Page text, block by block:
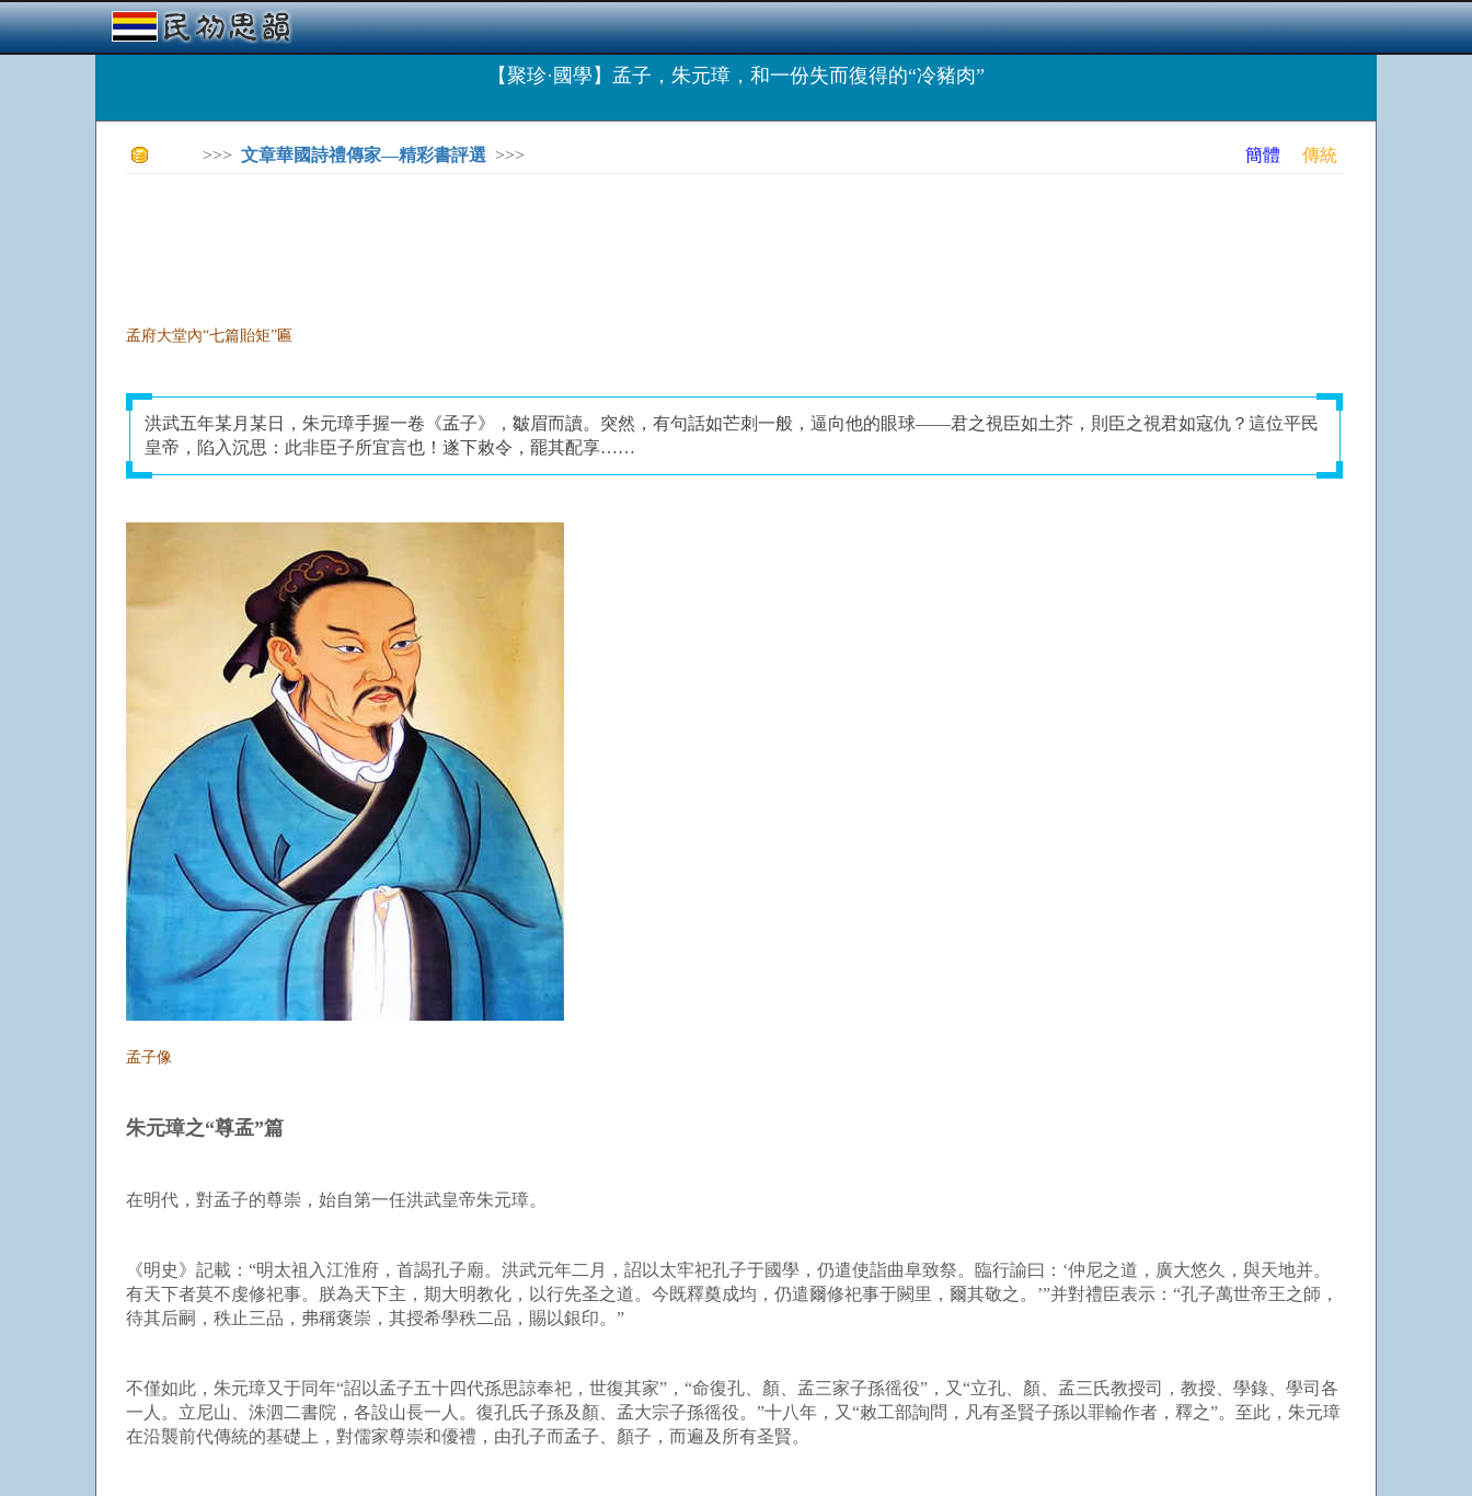
【聚珍·國學】孟子，朱元璋，和一份失而復得的“冷豬肉”
>>> 文章華國詩禮傳家—精彩書評選 >>> 簡體 傳統
孟府大堂內“七篇貽矩”匾
洪武五年某月某日，朱元璋手握一卷《孟子》，皺眉而讀。突然，有句話如芒刺一般，逼向他的眼球——君之視臣如土芥，則臣之視君如寇仇？這位平民
皇帝，陷入沉思：此非臣子所宜言也！遂下敕令，罷其配享……
孟子像
朱元璋之“尊孟”篇
在明代，對孟子的尊崇，始自第一任洪武皇帝朱元璋。
《明史》記載：“明太祖入江淮府，首謁孔子廟。洪武元年二月，詔以太牢祀孔子于國學，仍遣使詣曲阜致祭。臨行諭曰：‘仲尼之道，廣大悠久，與天地并。
有天下者莫不虔修祀事。朕為天下主，期大明教化，以行先圣之道。今既釋奠成均，仍遣爾修祀事于闕里，爾其敬之。’”并對禮臣表示：“孔子萬世帝王之師，
待其后嗣，秩止三品，弗稱褒崇，其授希學秩二品，賜以銀印。”
不僅如此，朱元璋又于同年“詔以孟子五十四代孫思諒奉祀，世復其家”，“命復孔、顏、孟三家子孫徭役”，又“立孔、顏、孟三氏教授司，教授、學錄、學司各
一人。立尼山、洙泗二書院，各設山長一人。復孔氏子孫及顏、孟大宗子孫徭役。”十八年，又“敕工部詢問，凡有圣賢子孫以罪輸作者，釋之”。至此，朱元璋
在沿襲前代傳統的基礎上，對儒家尊崇和優禮，由孔子而孟子、顏子，而遍及所有圣賢。